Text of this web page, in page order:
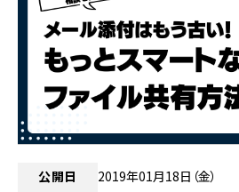
公開日
2019年01月18日（金）